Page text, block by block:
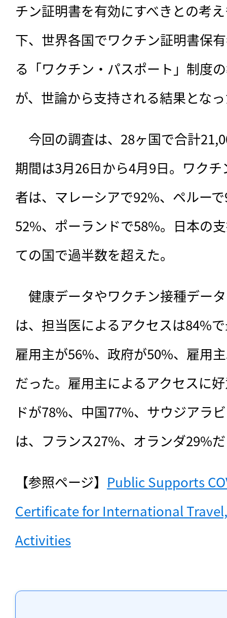
チン証明書を有効にすべきとの考
下、世界各国でワクチン証明書保
る「ワクチン・パスポート」制度
が、世論から支持される結果とな
今回の調査は、28ヶ国で合計
期間は3月26日から4月9日。ワク
者は、マレーシアで92%、ペルー
52%、ポーランドで58%。日本の
ての国で過半数を超えた。
健康データやワクチン接種デー
は、担当医によるアクセスは84%
雇用主が56%、政府が50%、雇用
だった。雇用主によるアクセスに
ドが78%、中国77%、サウジアラ
は、フランス27%、オランダ29%
【参照ページ】 Public Supports
Certificate for International
Activities